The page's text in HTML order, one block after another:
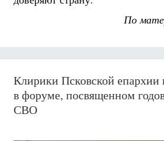
По
Клирики Псковской епархии
в форуме, посвященном
СВО